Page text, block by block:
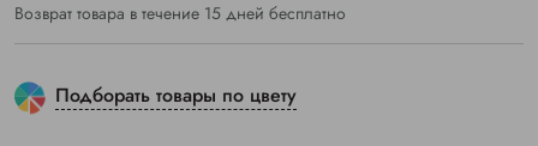
Возврат товара в течение 15 дней бесплатно
Подборать товары по цвету